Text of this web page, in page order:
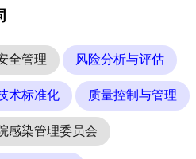
全管理 风险分析与评估
术标准化 质量控制与管理
感染管理委员会